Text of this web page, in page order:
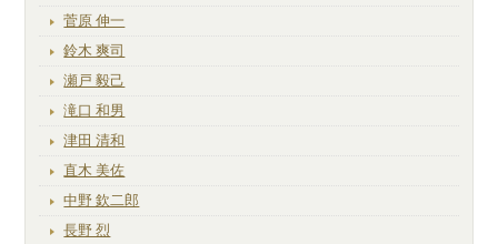
菅原 伸一
鈴木 爽司
瀬戸 毅己
滝口 和男
津田 清和
直木 美佐
中野 欽二郎
長野 烈